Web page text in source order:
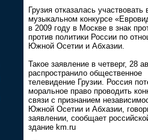
Грузия отказалась участвовать
музыкальном конкурсе
в 2009 году в Москве в знак
против политики России по
Южной Осетии и Абхазии.
Такое заявление в четверг, 28
распространило общественное
телевидение Грузии. Россия
моральное право проводить
связи с признанием
Южной Осетии и Абхазии,
заявлении, сообщает
здание km.ru